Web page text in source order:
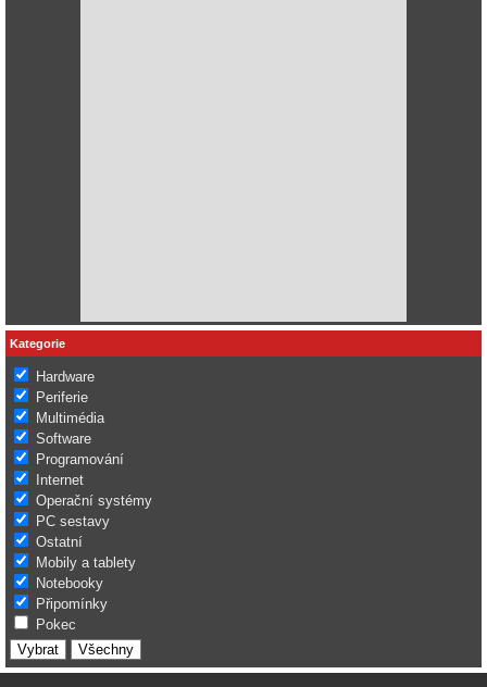
Kategorie
Hardware
Periferie
Multimédia
Software
Programování
Internet
Operační systémy
PC sestavy
Ostatní
Mobily a tablety
Notebooky
Připomínky
Pokec